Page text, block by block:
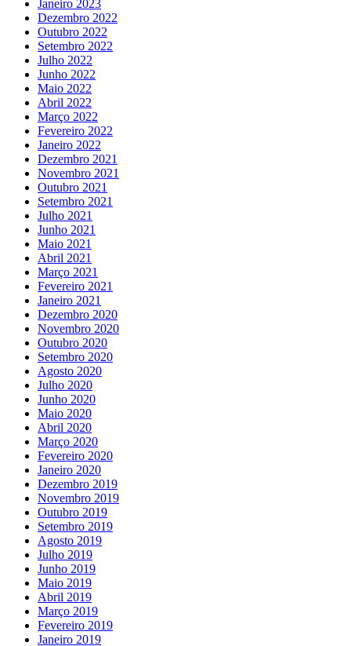
Janeiro 2023
Dezembro 2022
Outubro 2022
Setembro 2022
Julho 2022
Junho 2022
Maio 2022
Abril 2022
Março 2022
Fevereiro 2022
Janeiro 2022
Dezembro 2021
Novembro 2021
Outubro 2021
Setembro 2021
Julho 2021
Junho 2021
Maio 2021
Abril 2021
Março 2021
Fevereiro 2021
Janeiro 2021
Dezembro 2020
Novembro 2020
Outubro 2020
Setembro 2020
Agosto 2020
Julho 2020
Junho 2020
Maio 2020
Abril 2020
Março 2020
Fevereiro 2020
Janeiro 2020
Dezembro 2019
Novembro 2019
Outubro 2019
Setembro 2019
Agosto 2019
Julho 2019
Junho 2019
Maio 2019
Abril 2019
Março 2019
Fevereiro 2019
Janeiro 2019